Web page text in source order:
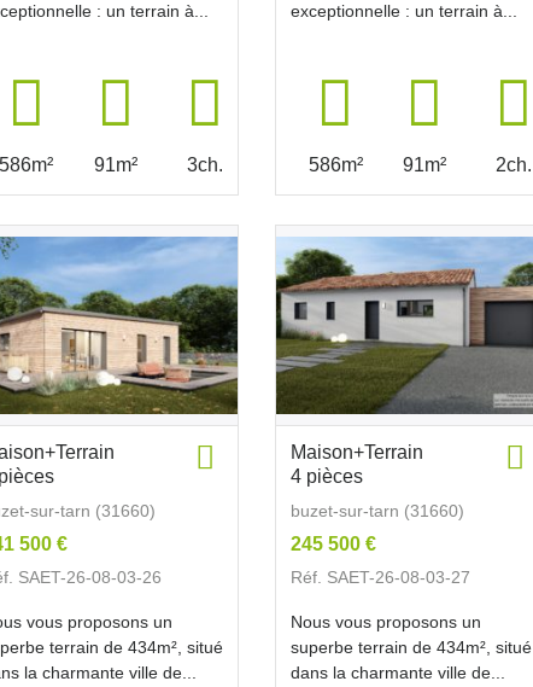
: un terrain à...
586m² 91m² 3ch.
exceptionnelle : un terrain à...
586m² 91m² 2ch.
sur-tarn (31660)
500 €
SAET-26-08-03-26
vous proposons un
terrain de 434m², situé
la charmante ville de...
Maison+Terrain
4 pièces
buzet-sur-tarn (31660)
245 500 €
Réf. SAET-26-08-03-27
Nous vous proposons un
superbe terrain de 434m², situé
dans la charmante ville de...